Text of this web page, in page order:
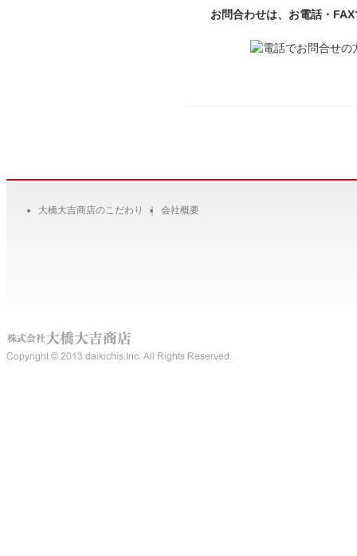
お問合わせは、お電話・
大橋大吉商店のこだわり ｜ 会社概要